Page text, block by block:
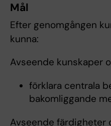
Mål
Efter genomgången
kunna:
Avseende kunskaper
förklara centrala
bakomliggande
Avseende färdigheter